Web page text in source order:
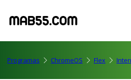
Programas ChromeOS Flex